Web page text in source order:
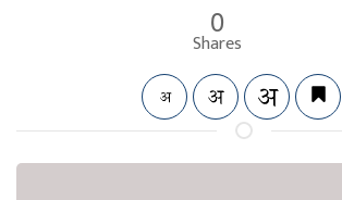
0
Shares